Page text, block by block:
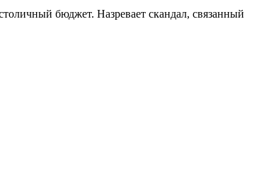
бюджет. Назревает скандал, связанный